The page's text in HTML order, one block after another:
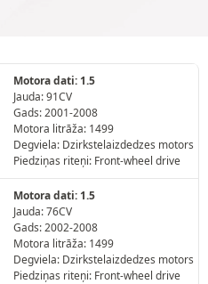
Motora dati: 1.5
Jauda: 91CV
Gads: 2001-2008
Motora litrāža: 1499
Degviela: Dzirkstelaizdedzes motors
Piedziņas riteņi: Front-wheel drive
Motora dati: 1.5
Jauda: 76CV
Gads: 2002-2008
Motora litrāža: 1499
Degviela: Dzirkstelaizdedzes motors
Piedziņas riteņi: Front-wheel drive